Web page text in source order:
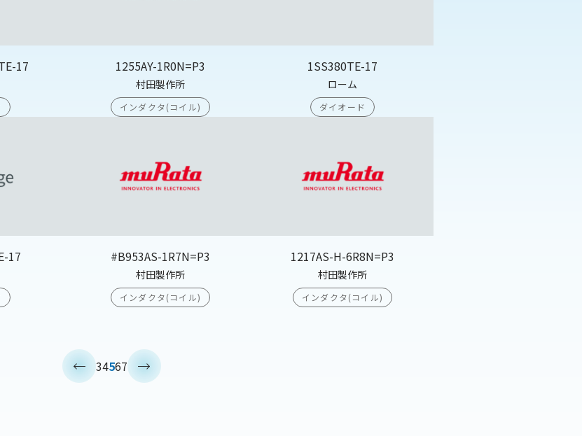
17 1255AY-1R0N=P3
村田製作所
インダクタ(コイル)
1SS380TE-17
ローム
ダイオード
17 #B953AS-1R7N=P3
村田製作所
インダクタ(コイル)
1217AS-H-6R8N=P3
村田製作所
インダクタ(コイル)
34567